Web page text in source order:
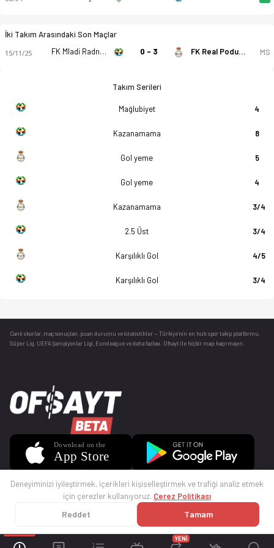
YENİ
İki Takım Arasındaki Son Maçlar
15/11/25 FK Mladi Radnik 1940 Radinac 0 - 3 FK Real Podunavci MS
Takım Serileri
Mağlubiyet 4
Kazanamama 8
Gol yeme 5
Gol yeme 4
Kazanamama 3/4
2.5 Üst 3/4
Karşılıklı Gol 4/5
Karşılıklı Gol 3/4
Canlı skorlar , maç sonuçları, puan durumu ve istatistikler — Türkiye’nin en hızlı spor takip platformu.
Süper Lig, UEFA Şampiyonlar Ligi, Euroleague ve daha fazlası. Ofsayt ile hiçbir maçı kaçırmayın.
© 2025 Ofsayt
Deneyiminizi iyileştirmek, içerikleri kişiselleştirmek ve trafiği analiz etmek
için çerezler kullanıyoruz. Çerez Politikası
Reddet Tamam